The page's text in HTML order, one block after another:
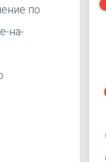
по
на-